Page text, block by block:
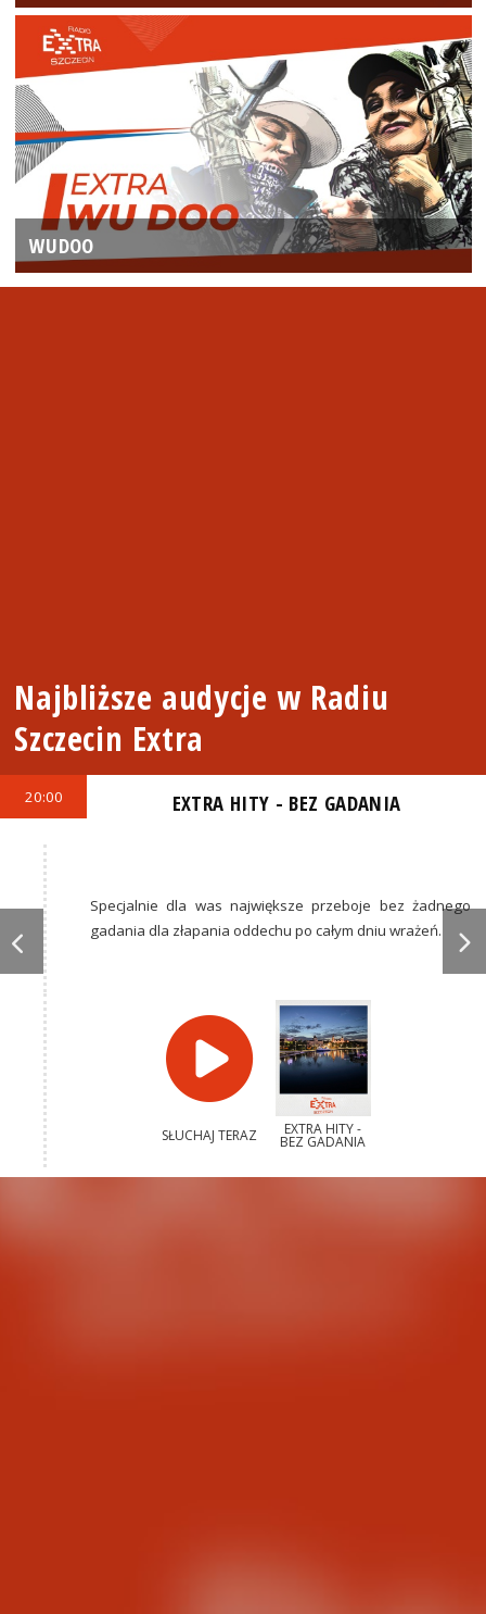
WUDOO
Najbliższe audycje w Radiu
Szczecin Extra
20:00 EXTRA HITY - BEZ GADANIA
Specjalnie dla was największe przeboje bez żadnego
gadania dla złapania oddechu po całym dniu wrażeń.
SŁUCHAJ TERAZ EXTRA HITY -
BEZ GADANIA